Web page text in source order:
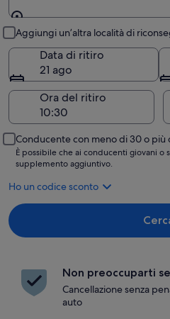
Aggiungi un’altra località di
Data di ritiro
21 ago
Ora del ritiro
Conducente con meno di 30 o più
È possibile che ai conducenti giovani o
supplemento aggiuntivo.
Ho un codice sconto
Non preoccuparti
Cancellazione senza
auto